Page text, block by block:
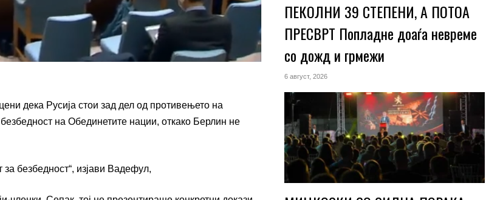
дека Русија стои зад дел од противењето на
на Обединетите нации, откако Берлин не
безбедност“, изјави Вадефул,
ПЕКОЛНИ 39 СТЕПЕНИ, А ПОТОА
ПРЕСВРТ Попладне доаѓа невреме
со дожд и грмежи
6 август, 2026